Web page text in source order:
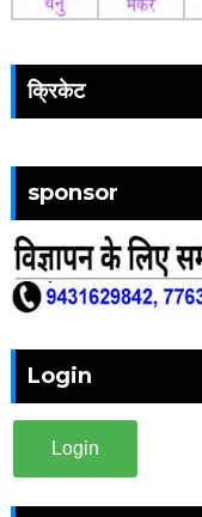
क्रिकेट
sponsor
Login
Login